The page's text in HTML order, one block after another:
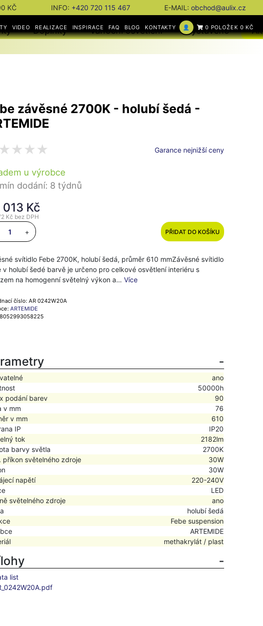
KČ INFO: +420 720 115 467 E-MAIL: obchod@aulix.cz
VIDEO REALIZACE INSPIRACE FAQ BLOG KONTAKTY 👤 0 POLOŽEK 0 KČ
Doplňky Vánoční osvětlení Vystaveno
závěsné 2700K - holubí šedá -
Garance nejnižší ceny
u výrobce
dodání: 8 týdnů
Kč
Kč bez DPH
+ PŘIDAT DO KOŠÍKU
svítidlo Febe 2700K, holubí šedá, průměr 610 mmZávěsné svítidlo
v holubí šedé barvě je určeno pro celkové osvětlení interiéru s
na homogenní světelný výkon a…Více
číslo: AR 0242W20A
ARTEMIDE
ano
50000h
podání barev
90
v mm
76
v mm
610
IP
IP20
tok
2182lm
barvy světla
2700K
příkon světelného zdroje
30W
30W
napětí
220-240V
LED
světelného zdroje
ano
holubí šedá
Febe suspension
ARTEMIDE
methakrylát / plast
list